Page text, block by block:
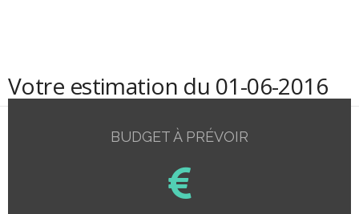
Votre estimation du 01-06-2016
BUDGET À PRÉVOIR